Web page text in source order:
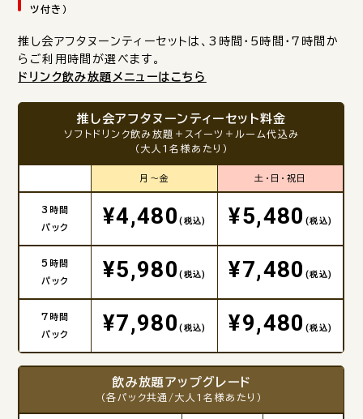
ツ付き）
推し会アフタヌーンティーセットは、3時間・5時間・7時間か
らご利用時間が選べます。
ドリンク飲み放題メニューはこちら
推し会アフタヌーンティーセット料金
ソフトドリンク飲み放題＋スイーツ＋ルーム代込み
（大人1名様あたり）
月～金 土・日・祝日
3時間
パック
¥4,480(税込) ¥5,480 (税込)
5時間
パック
¥5,980(税込) ¥7,480 (税込)
7時間
パック
¥7,980(税込) ¥9,480 (税込)
飲み放題アップグレード
（各パック共通/大人1名様あたり）